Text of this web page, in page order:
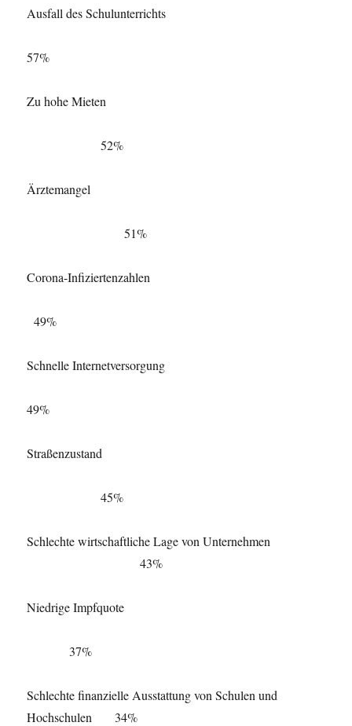
Ausfall des Schulunterrichts
57%
Zu hohe Mieten
52%
Ärztemangel
51%
Corona-Infiziertenzahlen
49%
Schnelle Internetversorgung
49%
Straßenzustand
45%
Schlechte wirtschaftliche Lage von Unternehmen
43%
Niedrige Impfquote
37%
Schlechte finanzielle Ausstattung von Schulen und
Hochschulen 34%